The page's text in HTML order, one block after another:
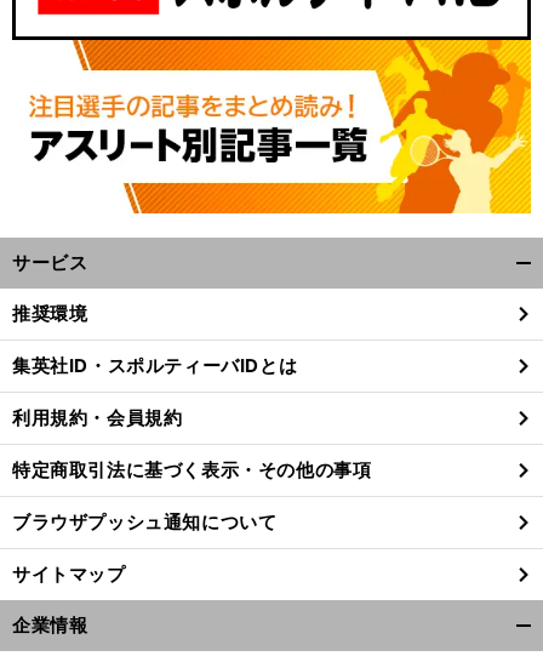
サービス
閉
る
推奨環境
集英社ID・スポルティーバIDとは
利用規約・会員規約
特定商取引法に基づく表示・その他の事項
ブラウザプッシュ通知について
サイトマップ
企業情報